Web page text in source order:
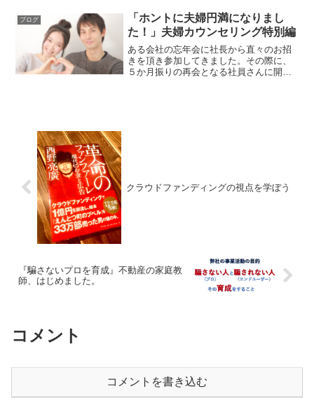
ンション節税をご存知です...
ブログ
「ホントに夫婦円満になりまし
た！」夫婦カウンセリング特別編
ある会社の忘年会に社長から直々のお招
きを頂き参加してきました。その際に、
５か月振りの再会となる社員さんに開口
クラウドファンディングの視点を学ぼう
『騙さないプロを育成』不動産の家庭教
師、はじめました。
コメント
コメントを書き込む